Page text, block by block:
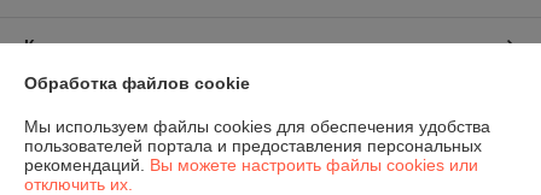
Контакты
График работы
Обработка файлов cookie
Мы используем файлы cookies для обеспечения удобства
пользователей портала и предоставления персональных
рекомендаций. Вы можете настроить файлы cookies или
отключить их.